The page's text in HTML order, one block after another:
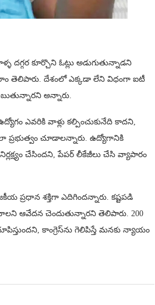
కూర్చొని ఓట్లు అడుగుతున్నాడని
తెలిపారు. దేశంలో ఎక్కడా లేని విధంగా ఐటీ
అన్నారు.
ఎవరికి వాళ్లు కల్పించుకునేది కాదని,
చూడాలన్నారు. ఉద్యోగానికి
చేసిందని, పేపర్ లీకేజీలు చేసి వ్యాపారం
ప్రధాన శక్తిగా ఎదిగిందన్నారు. కష్టపడి
ఆవేదన చెందుతున్నారని తెలిపారు. 200
కాంగ్రెస్‌ను గెలిపిస్తే మనకు న్యాయం